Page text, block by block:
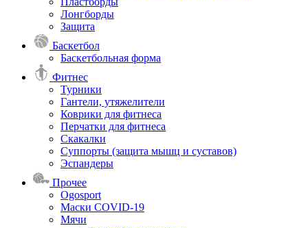
Лонгборды
Защита
Баскетбол
Баскетбольная форма
Фитнес
Турники
Гантели, утяжелители
Коврики для фитнеса
Перчатки для фитнеса
Скакалки
Суппорты (защита мышц и суставов)
Эспандеры
Прочее
Ogosport
Маски COVID-19
Мячи